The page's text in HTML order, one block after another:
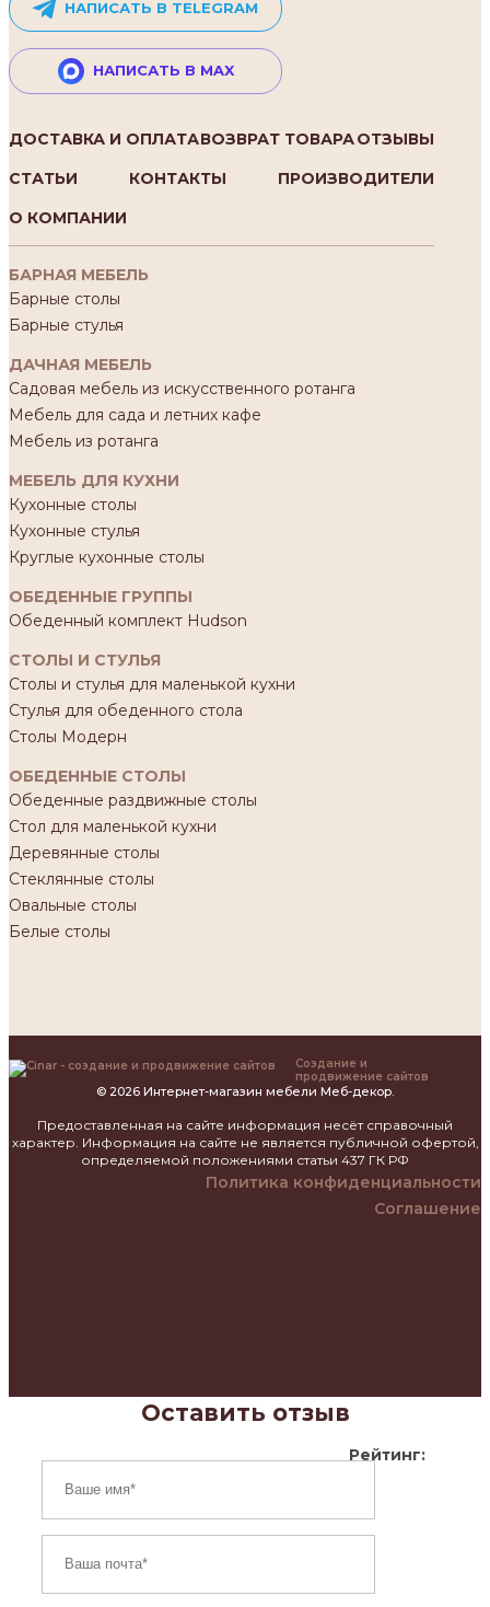
НАПИСАТЬ В TELEGRAM
НАПИСАТЬ В MAX
ДОСТАВКА И ОПЛАТАВОЗВРАТ ТОВАРАОТЗЫВЫ
СТАТЬИ
КОНТАКТЫ
ПРОИЗВОДИТЕЛИ
О КОМПАНИИ
БАРНАЯ МЕБЕЛЬ
Барные столы
Барные стулья
ДАЧНАЯ МЕБЕЛЬ
Садовая мебель из искусственного ротанга
Мебель для сада и летних кафе
Мебель из ротанга
МЕБЕЛЬ ДЛЯ КУХНИ
Кухонные столы
Кухонные стулья
Круглые кухонные столы
ОБЕДЕННЫЕ ГРУППЫ
Обеденный комплект Hudson
СТОЛЫ И СТУЛЬЯ
Столы и стулья для маленькой кухни
Стулья для обеденного стола
Столы Модерн
ОБЕДЕННЫЕ СТОЛЫ
Обеденные раздвижные столы
Стол для маленькой кухни
Деревянные столы
Стеклянные столы
Овальные столы
Белые столы
Создание и
продвижение сайтов
© 2026 Интернет-магазин мебели Меб-декор.
Предоставленная на сайте информация несёт справочный
характер. Информация на сайте не является публичной офертой,
определяемой положениями статьи 437 ГК РФ
Политика конфиденциальности
Соглашение
Оставить отзыв
Рейтинг: